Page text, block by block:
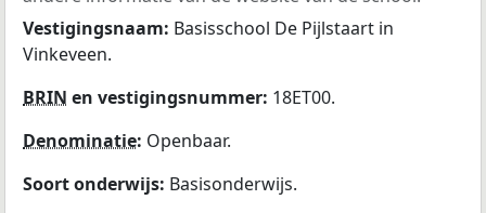
Vestigingsnaam: Basisschool De Pijlstaart in
Vinkeveen.
BRIN en vestigingsnummer: 18ET00.
Denominatie: Openbaar.
Soort onderwijs: Basisonderwijs.